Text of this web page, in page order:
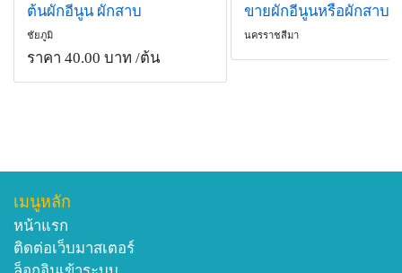
ต้นผักอีนูน ผักสาบ
ชัยภูมิ
ราคา 40.00 บาท /ต้น
ขายผักอีนูนหรือผักสาบ
นครราชสีมา
เมนูหลัก
หน้าแรก
ติดต่อเว็บมาสเตอร์